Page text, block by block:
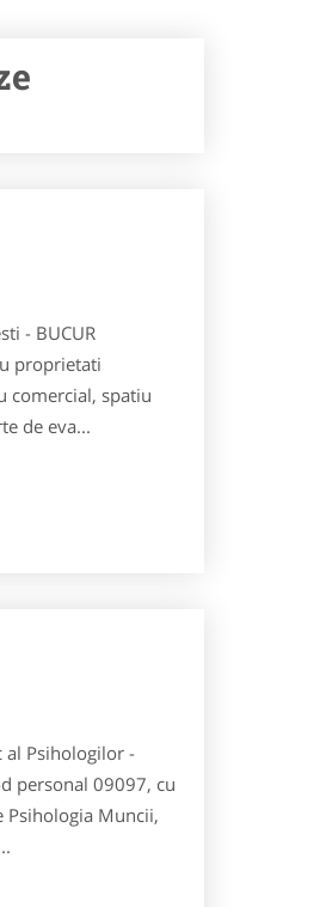
- BUCUR
proprietati
comercial, spatiu
de eva...
al Psihologilor -
personal 09097, cu
Psihologia Muncii,